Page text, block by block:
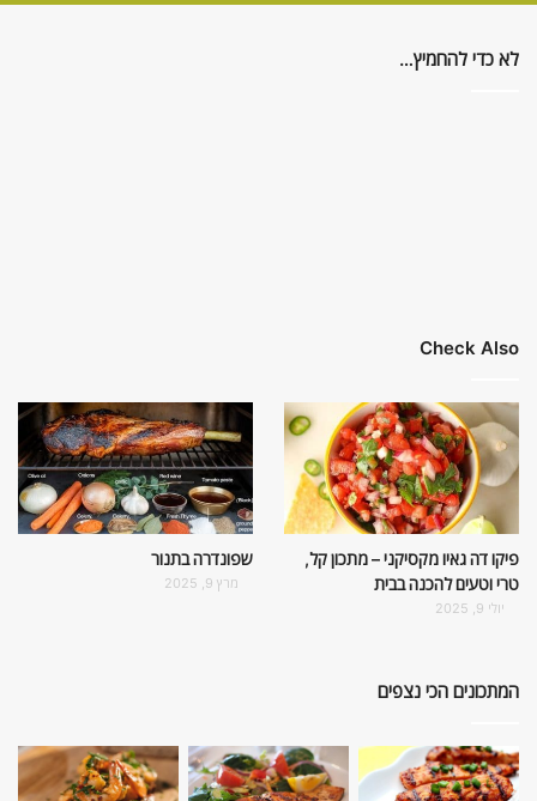
לא כדי להחמיץ…
Check Also
פיקו דה גאיו מקסיקני – מתכון קל,
טרי וטעים להכנה בבית
יולי 9, 2025
שפונדרה בתנור
מרץ 9, 2025
המתכונים הכי נצפים